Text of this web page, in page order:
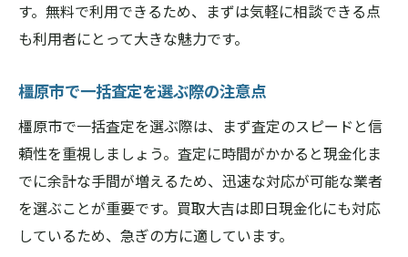
奈良県橿原市買取大吉が選ばれる理由とは
遺品整理のストレスを軽減するサービス活
引越し後の家中整理を楽にする現金化テクニッ
ク
奈良県橿原市買取大吉で引越し後も安心の
現金化
一括買取で短時間に家中を現金化する方法
引越し時の不用品を高価買取するポイント
す。無料で利用できるため、まずは気軽に相談できる点
も利用者にとって大きな魅力です。
橿原市で一括査定を選ぶ際の注意点
橿原市で一括査定を選ぶ際は、まず査定のスピードと信
頼性を重視しましょう。査定に時間がかかると現金化ま
でに余計な手間が増えるため、迅速な対応が可能な業者
を選ぶことが重要です。買取大吉は即日現金化にも対応
しているため、急ぎの方に適しています。